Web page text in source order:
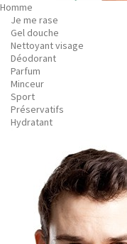
Homme
Je me rase
Gel douche
Nettoyant visage
Déodorant
Parfum
Minceur
Sport
Préservatifs
Hydratant